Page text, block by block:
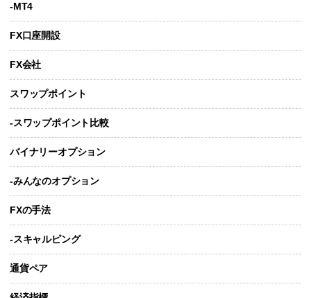
-MT4
FX口座開設
FX会社
スワップポイント
-スワップポイント比較
バイナリーオプション
-みんなのオプション
FXの手法
-スキャルピング
通貨ペア